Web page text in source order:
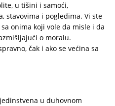
u tišini i samoći,
stavovima i pogledima. Vi ste
onima koji vole da misle i da
o moralu.
čak i ako se većina sa
u duhovnom